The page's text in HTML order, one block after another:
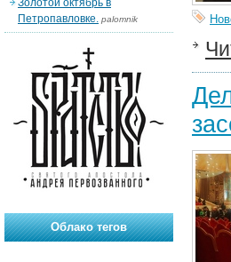
Золотой октябрь в
Петропавловке. palomnik
Облако тегов